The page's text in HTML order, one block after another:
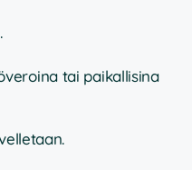
tai paikallisina